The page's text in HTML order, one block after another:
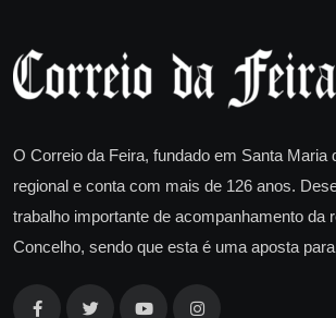
O Correio da Feira, fundado em Santa Maria
regional e conta com mais de 126 anos.
trabalho importante de acompanhamento da
Concelho, sendo que esta é uma aposta